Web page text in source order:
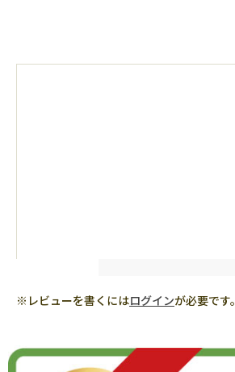
※レビューを書くにはログインが必要です。